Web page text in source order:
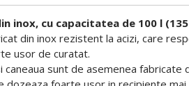
inox, cu capacitatea de 100 l
din inox rezistent la acizi, care
usor de curatat.
caneaua sunt de asemenea fabricate